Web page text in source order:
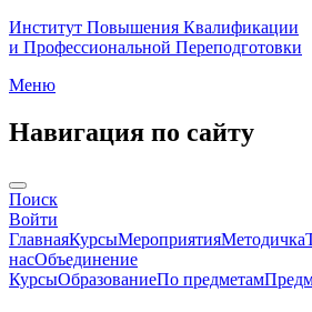
Институт Повышения Квалификации
и Профессиональной Переподготовки
Меню
Навигация по сайту
Поиск
Войти
ГлавнаяКурсыМероприятияМетодичка
насОбъединение
КурсыОбразованиеПо предметам